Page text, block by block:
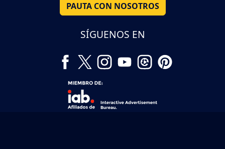
PAUTA CON NOSOTROS
SÍGUENOS EN